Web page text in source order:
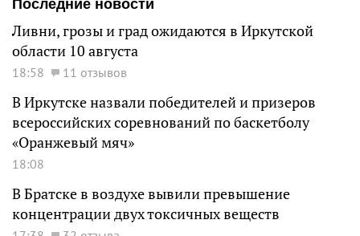
Последние новости
Ливни, грозы и град ожидаются в Иркутской
области 10 августа
18:58 11 отзывов
В Иркутске назвали победителей и призеров
всероссийских соревнований по баскетболу
«Оранжевый мяч»
18:08
В Братске в воздухе вывили превышение
концентрации двух токсичных веществ